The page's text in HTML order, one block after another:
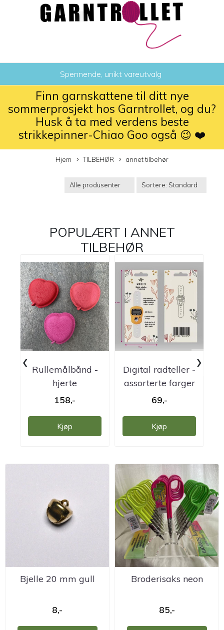
Spennende, unikt vareutvalg
Finn garnskattene til ditt nye
sommerprosjekt hos Garntrollet, og du?
Husk å ta med verdens beste
strikkepinner-Chiao Goo også 😉 ❤️
Hjem TILBEHØR annet tilbehør
POPULÆRT I ANNET
TILBEHØR
Rullemålbånd -
hjerte
158,-
Kjøp
Digital radteller -
assorterte farger
69,-
Kjøp
‹ ›
Bjelle 20 mm gull
8,-
Broderisaks neon
85,-